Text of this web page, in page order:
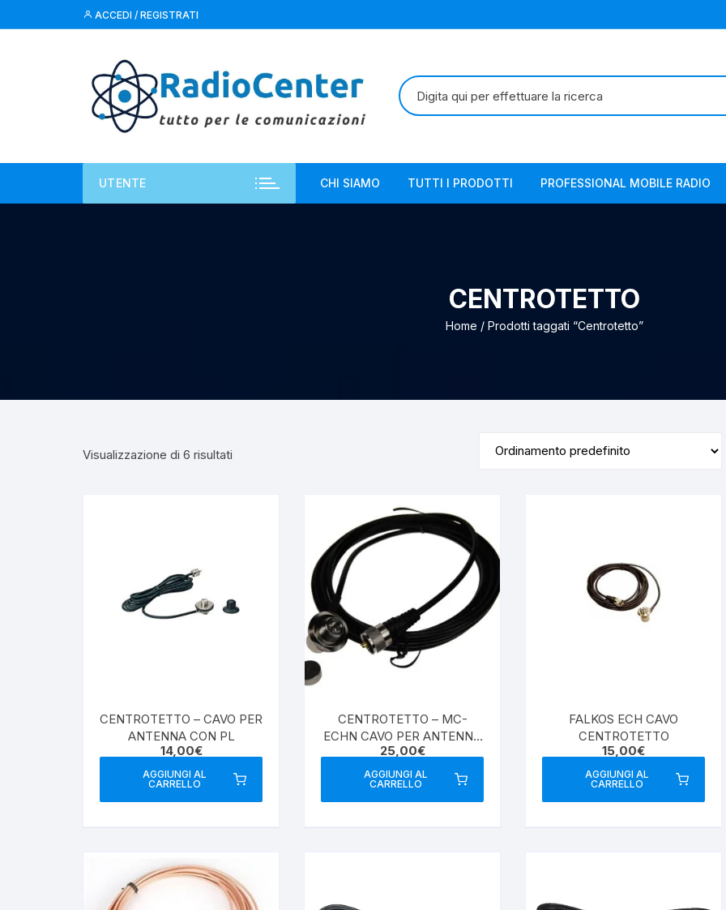
al
ACCEDI / REGISTRATI
Cerca:
UTENTE CHI SIAMO TUTTI I PRODOTTI PROFESSIONAL MOBILE RADIO
CENTROTETTO
Home / Prodotti taggati “Centrotetto”
Visualizzazione di 6 risultati
CENTROTETTO – CAVO PER
ANTENNA CON PL
14,00€
AGGIUNGI AL
CARRELLO
CENTROTETTO – MC-
ECHN CAVO PER ANTENNA
CONNETTORE “N”
25,00€
AGGIUNGI AL
CARRELLO
FALKOS ECH CAVO
CENTROTETTO
15,00€
AGGIUNGI AL
CARRELLO